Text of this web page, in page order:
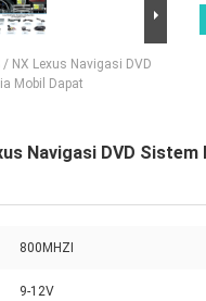
/ NX Lexus Navigasi DVD
Mobil Dapat
Navigasi DVD
800MHZI
9-12V